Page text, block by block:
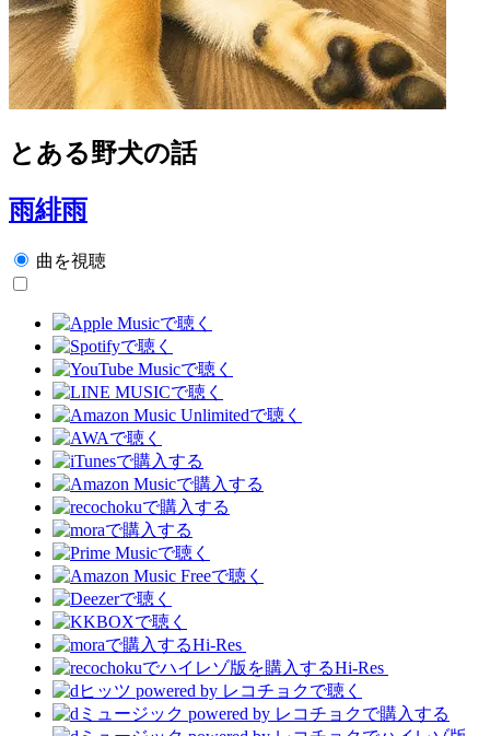
とある野犬の話
雨緋雨
曲を視聴
Hi-Res
Hi-Res